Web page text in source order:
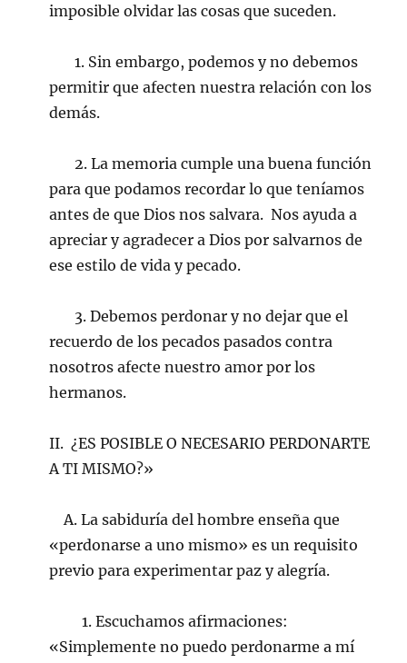
imposible olvidar las cosas que suceden.
1. Sin embargo, podemos y no debemos
permitir que afecten nuestra relación con los
demás.
2. La memoria cumple una buena función
para que podamos recordar lo que teníamos
antes de que Dios nos salvara. Nos ayuda a
apreciar y agradecer a Dios por salvarnos de
ese estilo de vida y pecado.
3. Debemos perdonar y no dejar que el
recuerdo de los pecados pasados contra
nosotros afecte nuestro amor por los
hermanos.
II. ¿ES POSIBLE O NECESARIO PERDONARTE
A TI MISMO?»
A. La sabiduría del hombre enseña que
«perdonarse a uno mismo» es un requisito
previo para experimentar paz y alegría.
1. Escuchamos afirmaciones:
«Simplemente no puedo perdonarme a mí